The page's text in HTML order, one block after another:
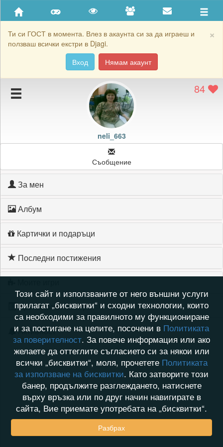
×
Ти си ГОСТ в момента. Влез в акаунта си за да играеш и
ползваш всички екстри в Djagi.
Вход
Нямам акаунт
Приятели
Хронология на игри
Подаръците на neli_663
Картичките на neli_663
84
neli_663
Съобщение
За мен
Албум
Картички и подаръци
Последни постижения
Хронология на игри
Активност
Този сайт и използваните от него външни услуги
прилагат „бисквитки“ и сходни технологии, които
са необходими за правилното му функциониране
и за постигане на целите, посочени в Политиката
за поверителност. За повече информация или ако
желаете да оттеглите съгласието си за някои или
всички „бисквитки“, моля, прочетете Политиката
за използване на бисквитки. Като затворите този
банер, продължите разглеждането, натиснете
върху връзка или по друг начин навигирате в
сайта, Вие приемате употребата на „бисквитки“.
Разбрах